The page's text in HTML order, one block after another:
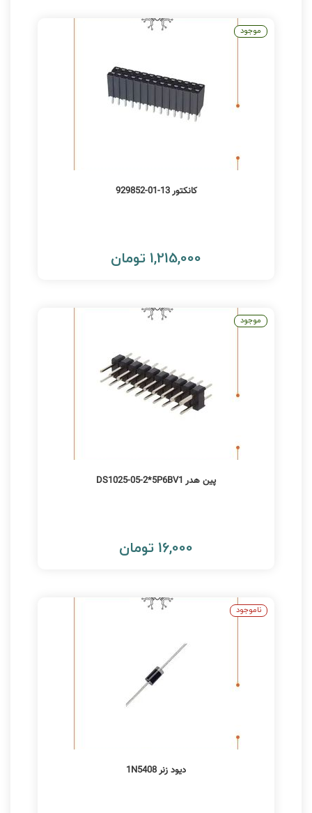
کانکتور 13-01-929852
1,215,000 تومان
موجود
پین هدر DS1025-05-2*5P6BV1
16,000 تومان
موجود
دیود زنر 1N5408
ناموجود